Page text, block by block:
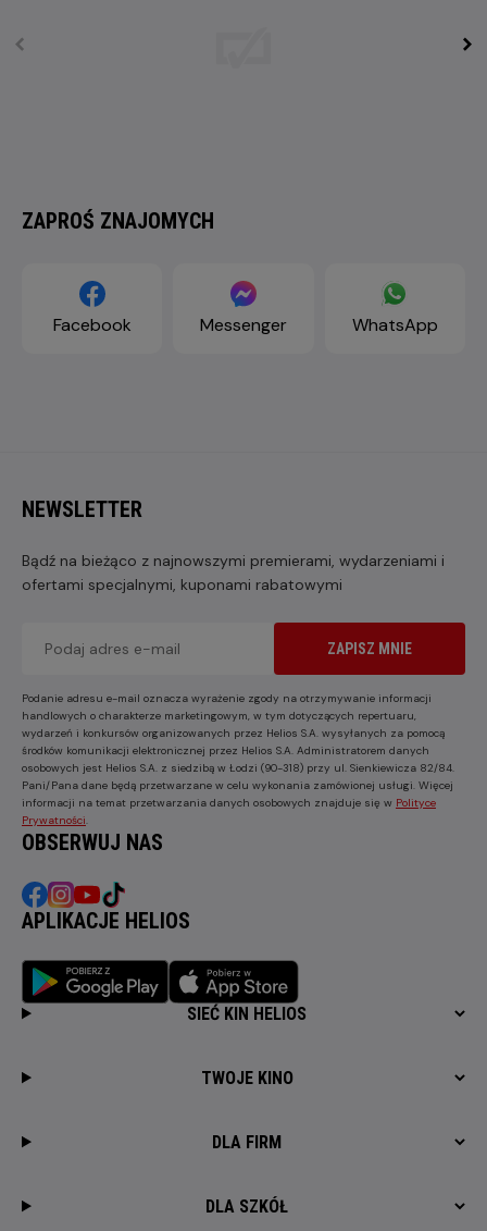
ZAPROŚ ZNAJOMYCH
Facebook Messenger WhatsApp
NEWSLETTER
Bądź na bieżąco z najnowszymi premierami, wydarzeniami i
ofertami specjalnymi, kuponami rabatowymi
ZAPISZ MNIE
Podanie adresu e-mail oznacza wyrażenie zgody na otrzymywanie informacji
handlowych o charakterze marketingowym, w tym dotyczących repertuaru,
wydarzeń i konkursów organizowanych przez Helios S.A. wysyłanych za pomocą
środków komunikacji elektronicznej przez Helios S.A. Administratorem danych
osobowych jest Helios S.A. z siedzibą w Łodzi (90-318) przy ul. Sienkiewicza 82/84.
Pani/Pana dane będą przetwarzane w celu wykonania zamówionej usługi. Więcej
informacji na temat przetwarzania danych osobowych znajduje się w Polityce
Prywatności
OBSERWUJ NAS
APLIKACJE HELIOS
SIEĆ KIN HELIOS
TWOJE KINO
DLA FIRM
DLA SZKÓŁ